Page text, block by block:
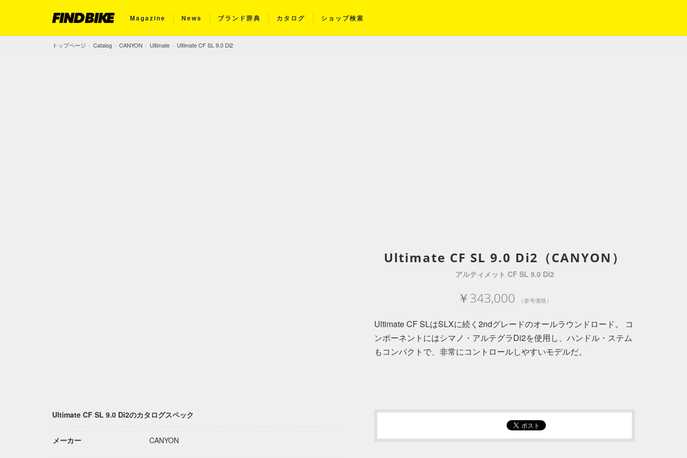
Magazine News ブランド辞典 カタログ ショップ検索
トップページ Catalog CANYON Ultimate Ultimate CF SL 9.0 Di2
Ultimate CF SL 9.0 Di2（CANYON）
アルティメット CF SL 9.0 Di2
￥343,000 （参考価格）
Ultimate CF SLはSLXに続く2ndグレードのオールラウンドロード。 コ
ンポーネントにはシマノ・アルテグラDi2を使用し、ハンドル・ステム
もコンパクトで、非常にコントロールしやすいモデルだ。
Ultimate CF SL 9.0 Di2のカタログスペック
メーカー CANYON